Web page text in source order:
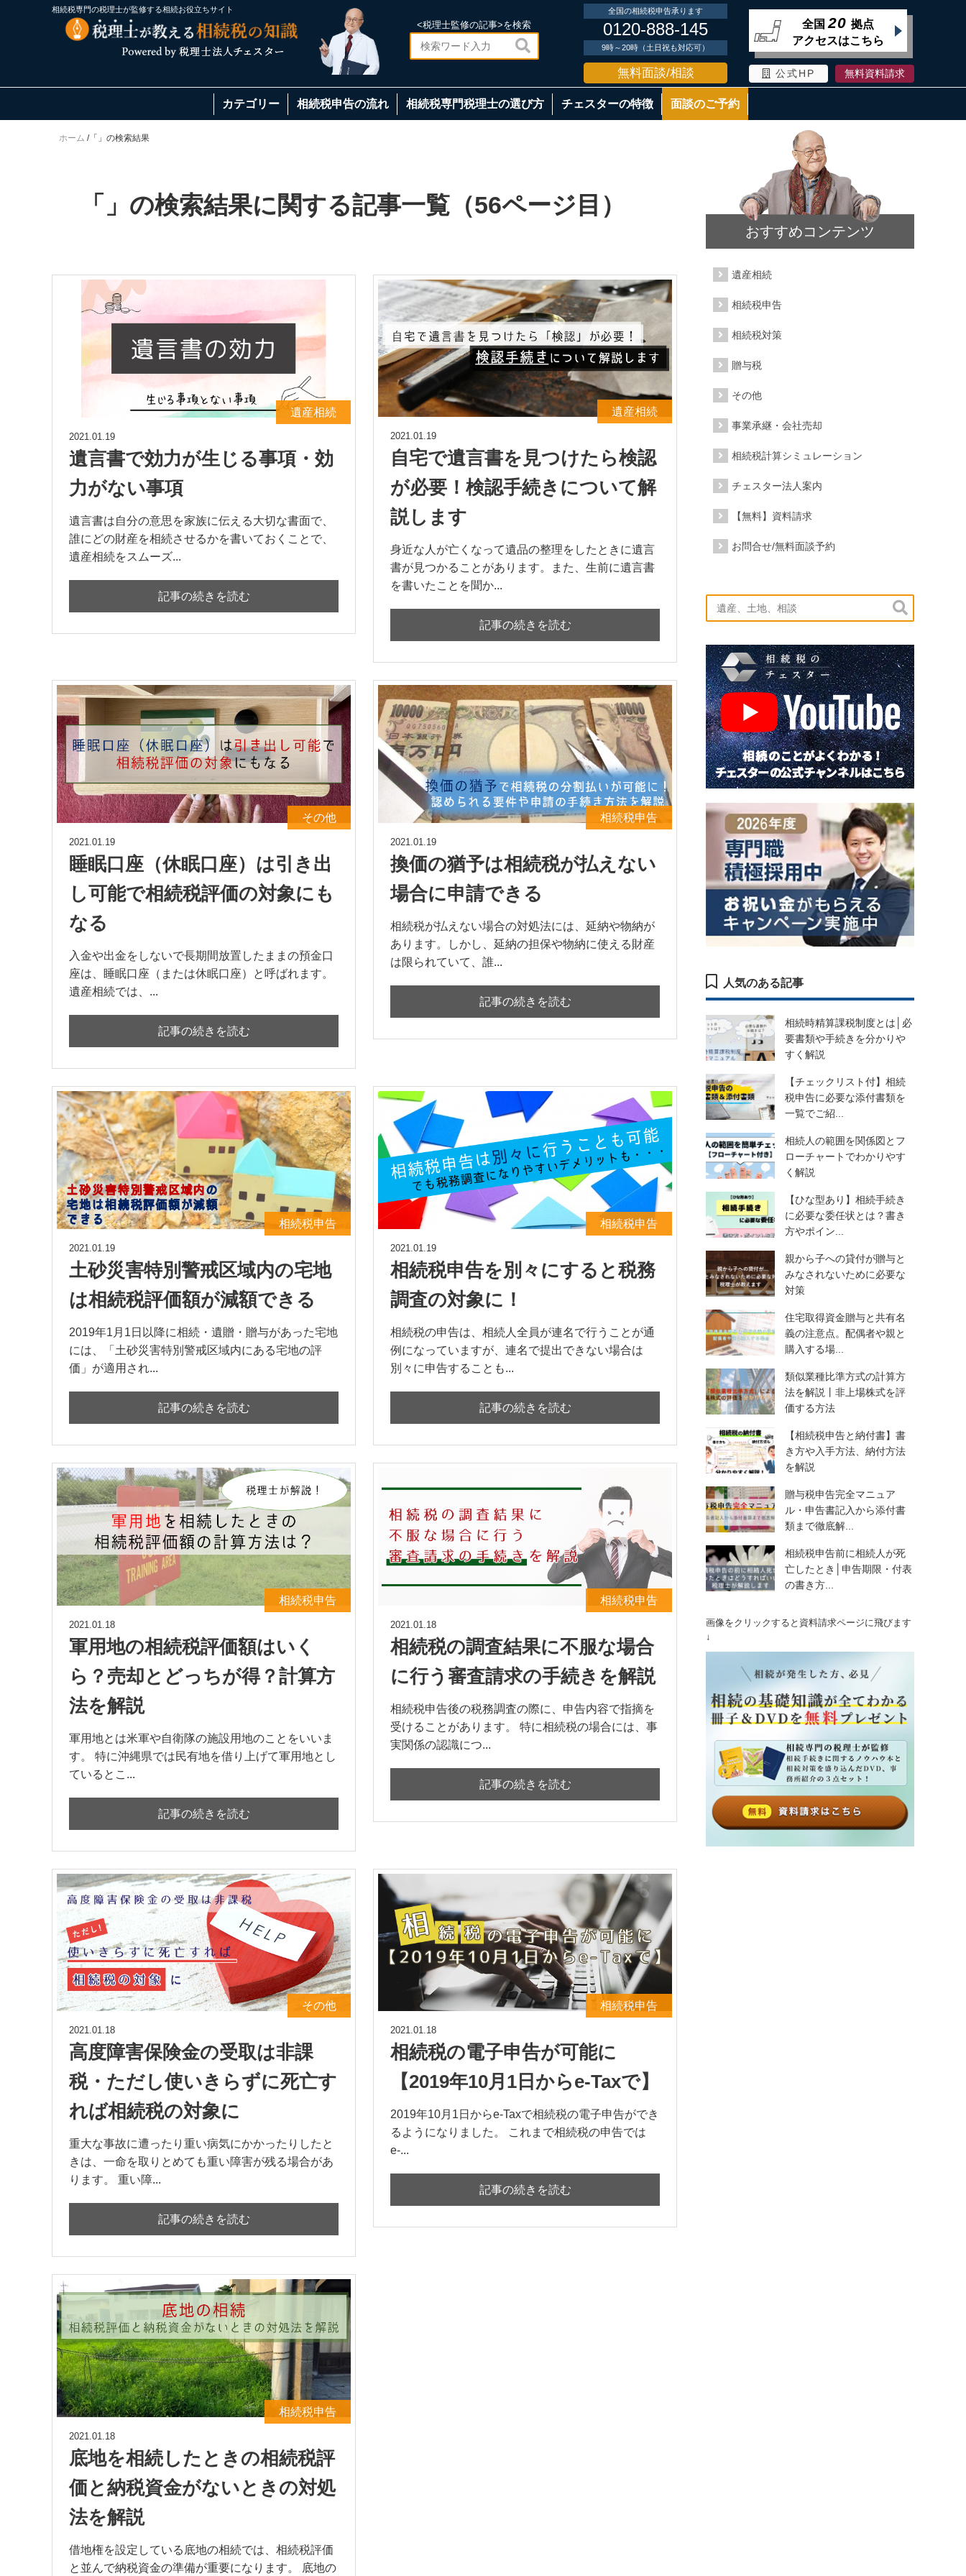
相続税専門の税理士が監修する相続お役立ちサイト
<税理士監修の記事>を検索

全国の相続税申告承ります
0120-888-145
9時～20時（土日祝も対応可）
無料面談/相談
全国 20 拠点
アクセスはこちら
公式HP 無料資料請求
カテゴリー 相続税申告の流れ 相続税専門税理士の選び方 チェスターの特徴 面談のご予約
ホーム /「」の検索結果
「」の検索結果に関する記事一覧（56ページ目）
遺産相続
2021.01.19
遺言書で効力が生じる事項・効
力がない事項
遺言書は自分の意思を家族に伝える大切な書面で、
誰にどの財産を相続させるかを書いておくことで、
遺産相続をスムーズ...
記事の続きを読む
遺産相続
2021.01.19
自宅で遺言書を見つけたら検認
が必要！検認手続きについて解
説します
身近な人が亡くなって遺品の整理をしたときに遺言
書が見つかることがあります。また、生前に遺言書
を書いたことを聞か...
記事の続きを読む
その他
2021.01.19
睡眠口座（休眠口座）は引き出
し可能で相続税評価の対象にも
なる
入金や出金をしないで長期間放置したままの預金口
座は、睡眠口座（または休眠口座）と呼ばれます。
遺産相続では、...
記事の続きを読む
相続税申告
2021.01.19
換価の猶予は相続税が払えない
場合に申請できる
相続税が払えない場合の対処法には、延納や物納が
あります。しかし、延納の担保や物納に使える財産
は限られていて、誰...
記事の続きを読む
相続税申告
2021.01.19
土砂災害特別警戒区域内の宅地
は相続税評価額が減額できる
2019年1月1日以降に相続・遺贈・贈与があった宅地
には、「土砂災害特別警戒区域内にある宅地の評
価」が適用され...
記事の続きを読む
相続税申告
2021.01.19
相続税申告を別々にすると税務
調査の対象に！
相続税の申告は、相続人全員が連名で行うことが通
例になっていますが、連名で提出できない場合は
別々に申告することも...
記事の続きを読む
相続税申告
2021.01.18
軍用地の相続税評価額はいく
ら？売却とどっちが得？計算方
法を解説
軍用地とは米軍や自衛隊の施設用地のことをいいま
す。 特に沖縄県では民有地を借り上げて軍用地とし
ているとこ...
記事の続きを読む
相続税申告
2021.01.18
相続税の調査結果に不服な場合
に行う審査請求の手続きを解説
相続税申告後の税務調査の際に、申告内容で指摘を
受けることがあります。 特に相続税の場合には、事
実関係の認識につ...
記事の続きを読む
その他
2021.01.18
高度障害保険金の受取は非課
税・ただし使いきらずに死亡す
れば相続税の対象に
重大な事故に遭ったり重い病気にかかったりしたと
きは、一命を取りとめても重い障害が残る場合があ
ります。 重い障...
記事の続きを読む
相続税申告
2021.01.18
相続税の電子申告が可能に
【2019年10月1日からe-Taxで】
2019年10月1日からe-Taxで相続税の電子申告ができ
るようになりました。 これまで相続税の申告では
e-...
記事の続きを読む
相続税申告
2021.01.18
底地を相続したときの相続税評
価と納税資金がないときの対処
法を解説
借地権を設定している底地の相続では、相続税評価
と並んで納税資金の準備が重要になります。 底地の
おすすめコンテンツ
遺産相続
相続税申告
相続税対策
贈与税
その他
事業承継・会社売却
相続税計算シミュレーション
チェスター法人案内
【無料】資料請求
お問合せ/無料面談予約

人気のある記事
相続時精算課税制度とは│必
要書類や手続きを分かりや
すく解説
【チェックリスト付】相続
税申告に必要な添付書類を
一覧でご紹...
相続人の範囲を関係図とフ
ローチャートでわかりやす
く解説
【ひな型あり】相続手続き
に必要な委任状とは？書き
方やポイン...
親から子への貸付が贈与と
みなされないために必要な
対策
住宅取得資金贈与と共有名
義の注意点。配偶者や親と
購入する場...
類似業種比準方式の計算方
法を解説丨非上場株式を評
価する方法
【相続税申告と納付書】書
き方や入手方法、納付方法
を解説
贈与税申告完全マニュア
ル・申告書記入から添付書
類まで徹底解...
相続税申告前に相続人が死
亡したとき│申告期限・付表
の書き方...
画像をクリックすると資料請求ページに飛びます
↓